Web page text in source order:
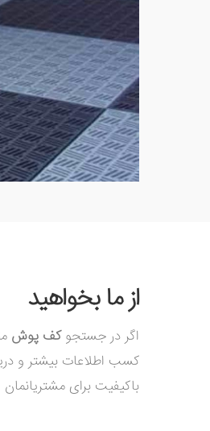
از ما بخواهید
اگر در جستجوکف پوش
باکیفیت برای